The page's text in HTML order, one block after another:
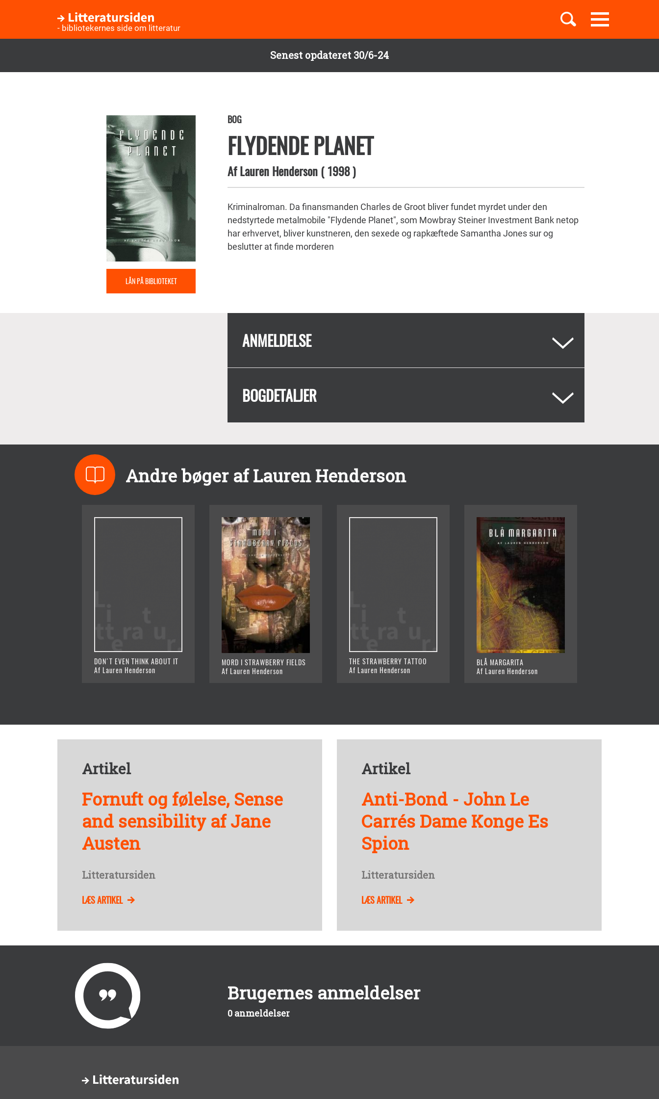
Senest opdateret 30/6-24
Toggle
navigation
- bibliotekernes side om litteratur
Børnebøger
Temaer
LÅN PÅ BIBLIOTEKET
BOG
FLYDENDE PLANET
AfLauren Henderson(1998)
Kriminalroman. Da finansmanden Charles de Groot bliver fundet myrdet under den
nedstyrtede metalmobile "Flydende Planet", som Mowbray Steiner Investment Bank netop
har erhvervet, bliver kunstneren, den sexede og rapkæftede Samantha Jones sur og
beslutter at finde morderen
ANMELDELSE
BOGDETALJER
Andre bøger af Lauren Henderson
DON'T EVEN THINK ABOUT IT
Af Lauren Henderson
MORD I STRAWBERRY FIELDS
Af Lauren Henderson
THE STRAWBERRY TATTOO
Af Lauren Henderson
BLÅ MARGARITA
Af Lauren Henderson
Artikel
Fornuft og følelse, Sense
and sensibility af Jane
Austen
Litteratursiden
LÆS ARTIKEL
Artikel
Anti-Bond - John Le
Carrés Dame Konge Es
Spion
Litteratursiden
LÆS ARTIKEL
Brugernes anmeldelser
0 anmeldelser